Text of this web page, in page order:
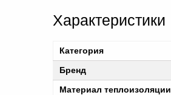
Характеристики
Категория
Бренд
Материал теплоизоляции